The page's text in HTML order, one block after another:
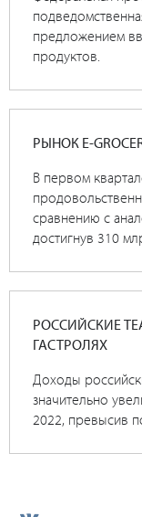
предложением
продуктов.
РЫНОК E-
В первом
сравнению с
достигнув 310
РОССИЙСКИЕ
ГАСТРОЛЯХ
Доходы
значительно
2022, превысив